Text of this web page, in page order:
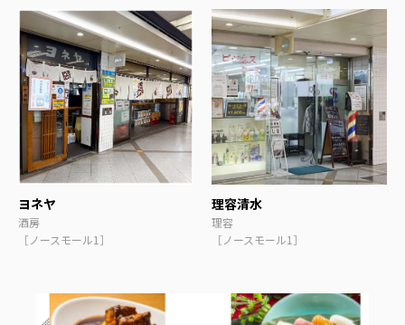
ヨネヤ
酒房
［ノースモール1］
理容清水
理容
［ノースモール1］